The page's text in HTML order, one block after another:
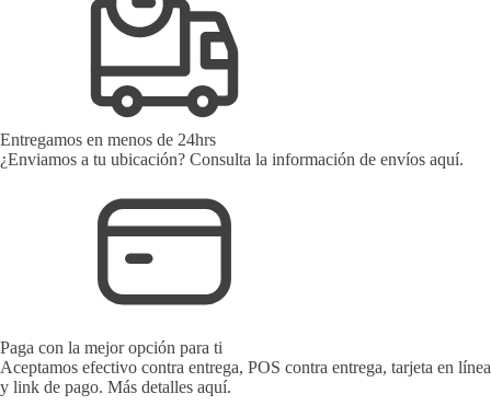
Entregamos en menos de 24hrs
¿Enviamos a tu ubicación? Consulta la información de envíos aquí.
Paga con la mejor opción para ti
Aceptamos efectivo contra entrega, POS contra entrega, tarjeta en línea
y link de pago. Más detalles aquí.